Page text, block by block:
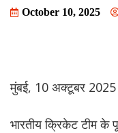
October 10, 2025
मुंबई, 10 अक्टूबर
भारतीय क्रिकेट टीम के